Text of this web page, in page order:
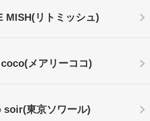
MISH(リトミッシュ)
メアリーココ)
soir(東京ソワール)